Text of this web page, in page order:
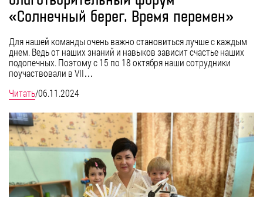
«Солнечный берег. Время перемен»
Для нашей команды очень важно становиться лучше с каждым
днем. Ведь от наших знаний и навыков зависит счастье наших
подопечных. Поэтому с 15 по 18 октября наши сотрудники
поучаствовали в VII…
Читать/06.11.2024